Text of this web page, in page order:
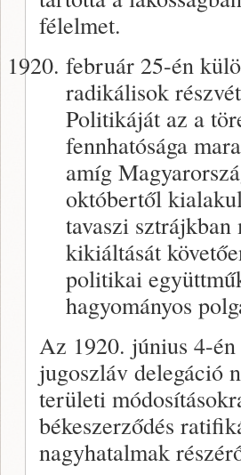
félelmet.
február 25-én
radikálisok
Politikáját az a
fennhatósága
amíg
októbertől
tavaszi sztrájkban
kikiáltását
politikai
hagyományos
Az 1920. június 4-
jugoszláv delegáció
területi
békeszerződés
nagyhatalmak